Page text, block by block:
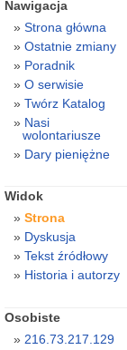
Nawigacja
Strona główna
Ostatnie zmiany
Poradnik
O serwisie
Twórz Katalog
Nasi
wolontariusze
Dary pieniężne
Widok
Strona
Dyskusja
Tekst źródłowy
Historia i autorzy
Osobiste
216.73.217.129